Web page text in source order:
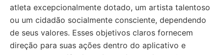
atleta excepcionalmente dotado, um artista talentoso
ou um cidadão socialmente consciente, dependendo
de seus valores. Esses objetivos claros fornecem
direção para suas ações dentro do aplicativo e